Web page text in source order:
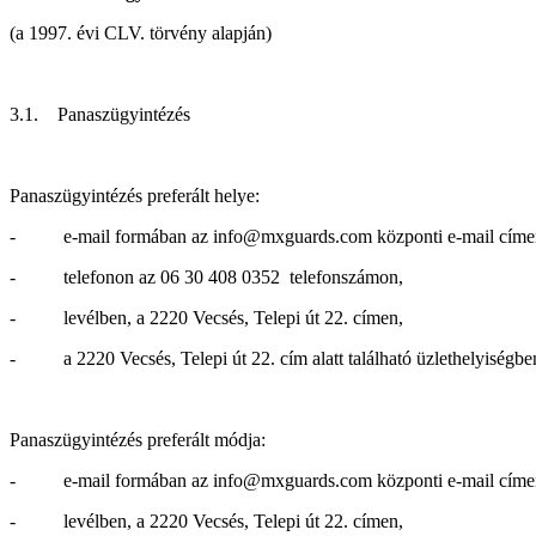
(a 1997. évi CLV. törvény alapján)
3.1. Panaszügyintézés
Panaszügyintézés preferált helye:
- e-mail formában az info@mxguards.com központi e-mail
- telefonon az 06 30 408 0352 telefonszámon,
- levélben, a 2220 Vecsés, Telepi út 22. címen,
- a 2220 Vecsés, Telepi út 22. cím alatt található
Panaszügyintézés preferált módja:
- e-mail formában az info@mxguards.com központi e-mail
- levélben, a 2220 Vecsés, Telepi út 22. címen,